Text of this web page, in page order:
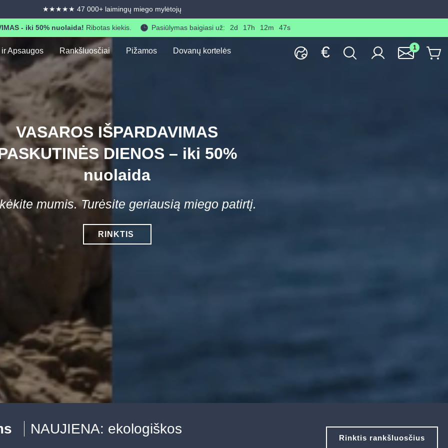
★★★★★ 47 000+ laimingų miego mylėtojų
- iki 50% nuolaida! Ribotas kiekis. Pasiūlymas baigiasi už: 2d 17h 12m 45s
Apsaugos Rankšluosčiai Pižamos Dovanų kortelės € 1
VASAROS IŠPARDAVIMAS
DIENOS – iki 50%
nuolaida
mumis. Turėsite geriausią miego patirtį.
RINKTIS
NAUJIENA: ekologiškos
Rinktis rankšluosčius